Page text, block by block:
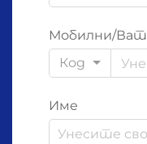
Мобилни/
Код
Име